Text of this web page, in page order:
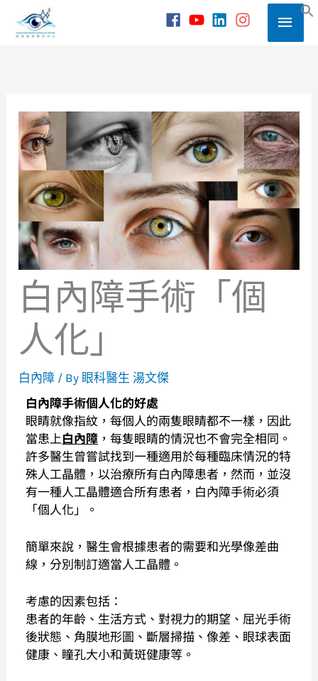
Main
白內障手術「個
人化」
白內障 / By 眼科醫生 湯文傑
白內障手術個人化的好處
眼睛就像指紋，每個人的兩隻眼睛都不一樣，因此
當患上白內障 ，每隻眼睛的情況也不會完全相同。
許多醫生曾嘗試找到一種適用於每種臨床情況的特
殊人工晶體，以治療所有白內障患者，然而，並沒
有一種人工晶體適合所有患者，白內障手術必須
「個人化」。
簡單來說 ，醫生會根據患者的需要和光學像差曲
線，分別制訂適當人工晶體。
考慮的因素包括：
患者的年齡、生活方式、對視力的期望、屈光手術
後狀態、角膜地形圖、斷層掃描、像差、眼球表面
健康、瞳孔大小和黃斑健康等。